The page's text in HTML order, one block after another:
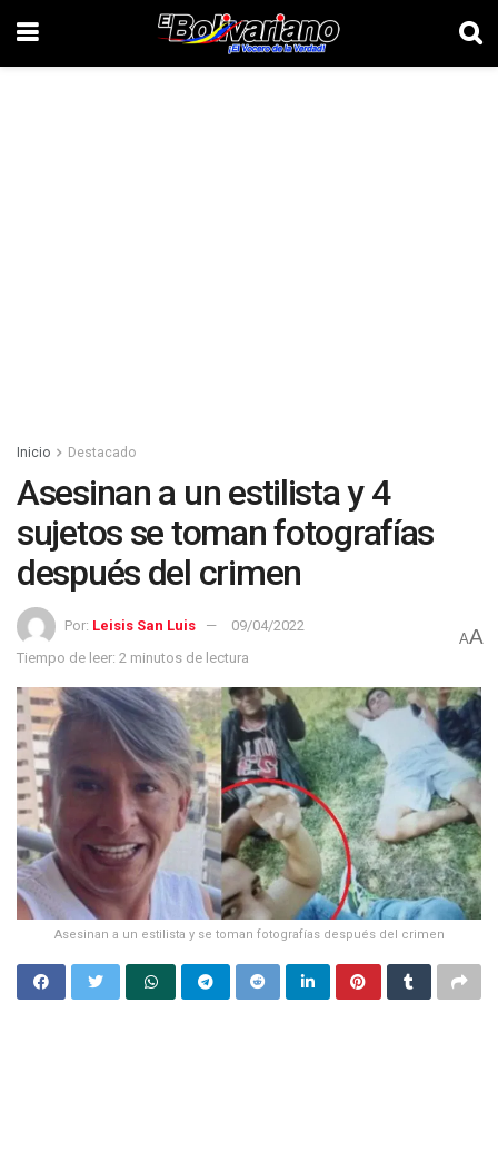
Inicio Destacado
Asesinan a un estilista y 4
sujetos se toman fotografías
después del crimen
Por: Leisis San Luis
09/04/2022
Tiempo de leer: 2 minutos de lectura
AA
Asesinan a un estilista y se toman fotografías después del crimen